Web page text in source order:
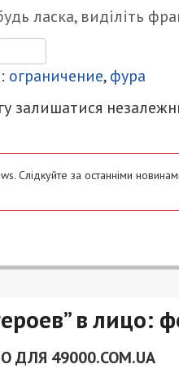
ласка, виділіть
ограничение,фура
залишатися
Слідкуйте за останніми
в лицо:
ДЛЯ 49000.COM.UA